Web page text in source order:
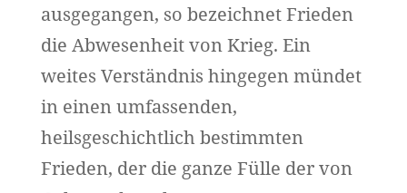
ausgegangen, so bezeichnet Frieden
die Abwesenheit von Krieg. Ein
weites Verständnis hingegen mündet
in einen umfassenden,
heilsgeschichtlich bestimmten
Frieden, der die ganze Fülle der von